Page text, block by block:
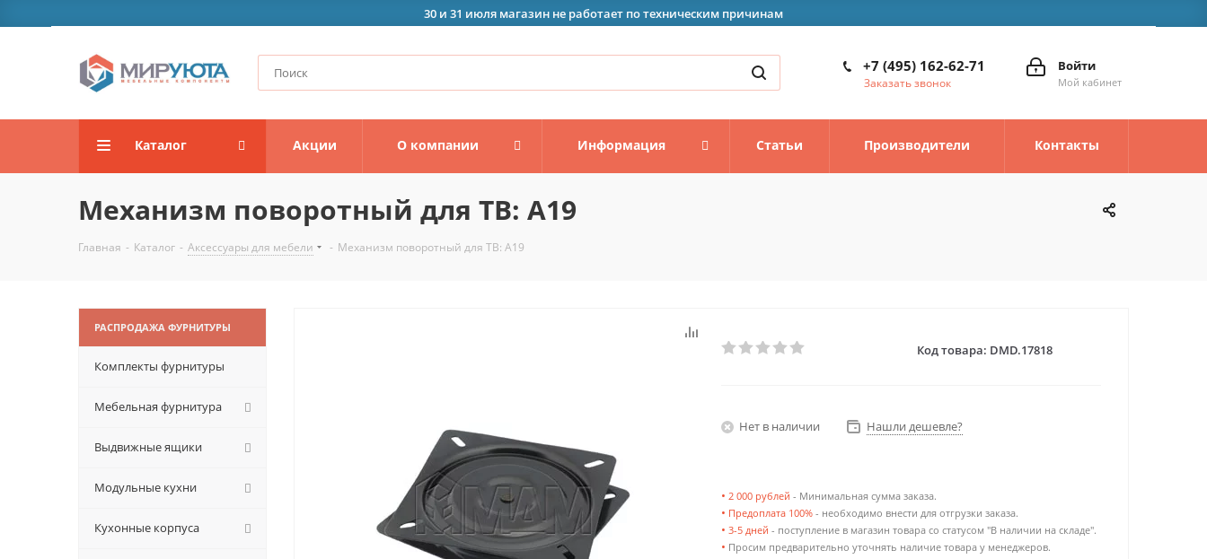
30 и 31 июля магазин не работает по техническим причинам
Войти
Мой кабинет
+7 (495) 162-62-71
Заказать звонок
Каталог Акции О компании Информация Статьи Производители Контакты
Механизм поворотный для ТВ: A19
Главная - Каталог - Аксессуары для мебели - Механизм поворотный для ТВ: A19
Код товара: DMD.17818
Нет в наличии Нашли дешевле?
• 2 000 рублей - Минимальная сумма заказа.
• Предоплата 100% - необходимо внести для отгрузки заказа.
• 3-5 дней - поступление в магазин товара со статусом "В наличии на складе".
• Просим предварительно уточнять наличие товара у менеджеров.
РАСПРОДАЖА ФУРНИТУРЫ
Комплекты фурнитуры
Мебельная фурнитура
Выдвижные ящики
Модульные кухни
Кухонные корпуса